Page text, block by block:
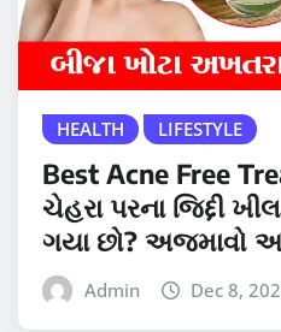
HEALTH LIFESTYLE
Best Acne Free
ચેહરા પરના જિદ્દી
ગયા છો? અજમાવો
Admin Dec 8,